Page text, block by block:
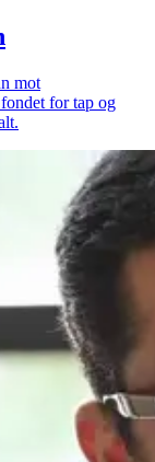
mot
for tap og